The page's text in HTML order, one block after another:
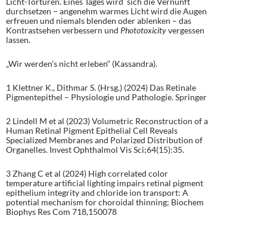
durchsetzen – angenehm warmes Licht wird die Augen
erfreuen und niemals blenden oder ablenken – das
Kontrastsehen verbessern und Phototoxicityvergessen
lassen.
„Wir werden’s nicht erleben“ (Kassandra).
1 Klettner K., Dithmar S. (Hrsg.) (2024) Das Retinale
Pigmentepithel – Physiologie und Pathologie. Springer
2 Lindell M et al (2023) Volumetric Reconstruction of a
Human Retinal Pigment Epithelial Cell Reveals
Specialized Membranes and Polarized Distribution of
Organelles. Invest Ophthalmol Vis Sci;64(15):35.
3 Zhang C et al (2024) High correlated color
temperature artificial lighting impairs retinal pigment
epithelium integrity and chloride ion transport: A
potential mechanism for choroidal thinning; Biochem
Biophys Res Com 718,150078